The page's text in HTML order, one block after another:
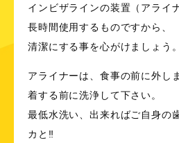
インビザラインの装置（アライ
長時間使用するものですから、
清潔にする事を心がけましょう。
アライナーは、食事の前に外し
着する前に洗浄して下さい。
最低水洗い、出来ればご自身の
カと‼️